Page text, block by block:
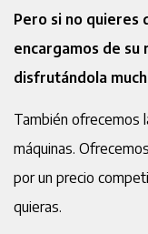
Pero si no quieres
encargamos de su
disfrutándola
También ofrecemos
máquinas.
por un precio
quieras.